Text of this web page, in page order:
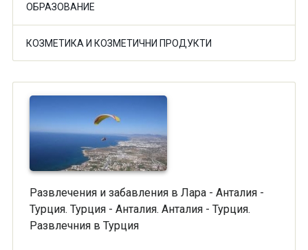
ОБРАЗОВАНИЕ
КОЗМЕТИКА И КОЗМЕТИЧНИ ПРОДУКТИ
Развлечения и забавления в Лара - Анталия -
Турция. Турция - Анталия. Анталия - Турция.
Развлечния в Турция